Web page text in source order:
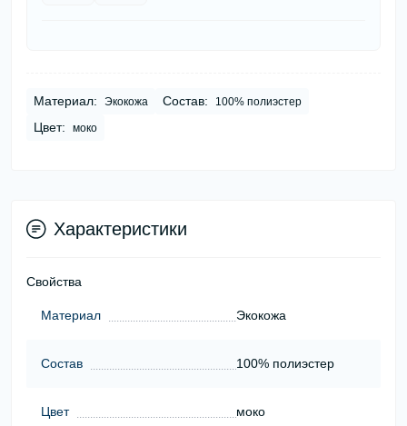
Материал: Экокожа Состав: 100% полиэстер
Цвет: моко
Характеристики
Свойства
Материал Экокожа
Состав 100% полиэстер
Цвет моко